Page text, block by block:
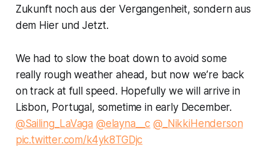
Zukunft noch aus der Vergangenheit, sondern aus
dem Hier und Jetzt.
We had to slow the boat down to avoid some
really rough weather ahead, but now we’re back
on track at full speed. Hopefully we will arrive in
Lisbon, Portugal, sometime in early December.
@Sailing_LaVaga @elayna__c @_NikkiHenderson
pic.twitter.com/k4yk8TGDjc